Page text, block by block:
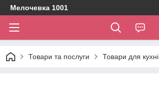
Мелочевка 1001
Товари та послуги Товари для кухні